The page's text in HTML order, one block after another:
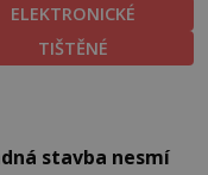
ELEKTRONICKÉ
TIŠTĚNÉ
stavba nesmí